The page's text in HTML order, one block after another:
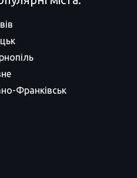
Франківськ